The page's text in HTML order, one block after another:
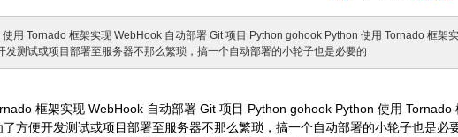
使用 Tornado 框架实现 WebHook 自动部署 Git 项目 Python gohook Python 使用 Tornado 框架
发测试或项目部署至服务器不那么繁琐，搞一个自动部署的小轮子也是必要的
框架实现 WebHook 自动部署 Git 项目 Python gohook Python 使用 Tornado
方便开发测试或项目部署至服务器不那么繁琐，搞一个自动部署的小轮子也是必